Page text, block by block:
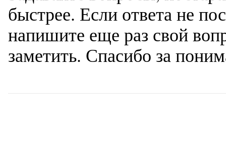
быстрее. Если ответа не
напишите еще раз свой
заметить. Спасибо за